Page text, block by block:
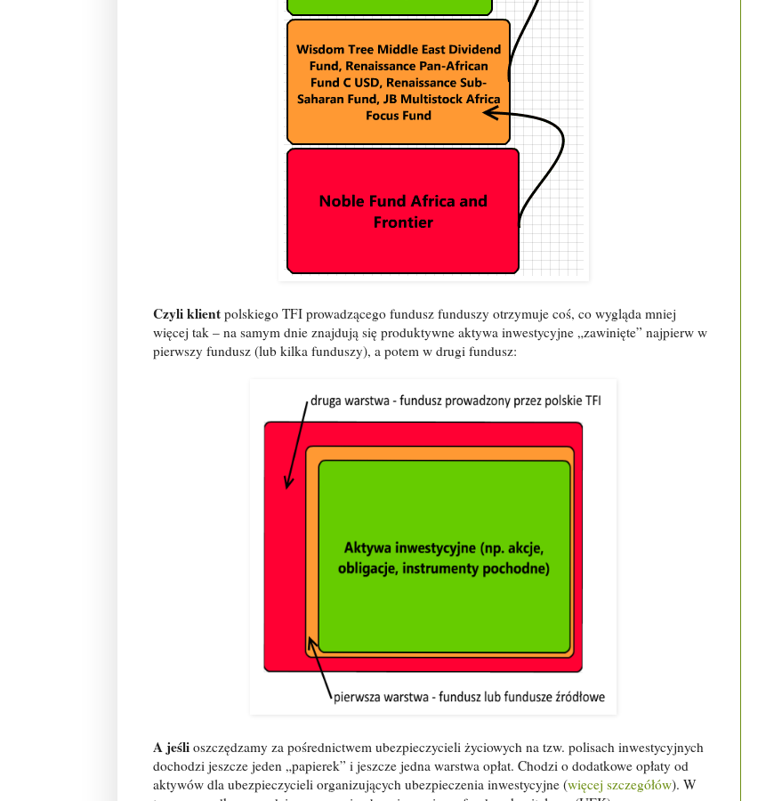
Czyli klient polskiego TFI prowadzącego fundusz funduszy otrzymuje coś, co wygląda mniej
więcej tak – na samym dnie znajdują się produktywne aktywa inwestycyjne „zawinięte” najpierw w
pierwszy fundusz (lub kilka funduszy), a potem w drugi fundusz:
A jeśli oszczędzamy za pośrednictwem ubezpieczycieli życiowych na tzw. polisach inwestycyjnych
dochodzi jeszcze jeden „papierek” i jeszcze jedna warstwa opłat. Chodzi o dodatkowe opłaty od
aktywów dla ubezpieczycieli organizujących ubezpieczenia inwestycyjne (więcej szczegółów). W